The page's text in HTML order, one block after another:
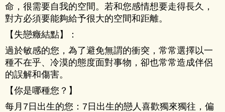
命，很需要自我的空間。若和您感情想要走得長久，
對方必須要能夠給予很大的空間和距離。
【失戀癥結點】：
過於敏感的您，為了避免無謂的衝突，常常選擇以一
種不在乎、冷漠的態度面對事物，卻也常常造成伴侶
的誤解和傷害。
【你是哪種您？】
每月7日出生的您：7日出生的戀人喜歡獨來獨往，偏